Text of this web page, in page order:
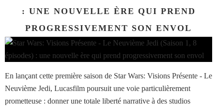
: UNE NOUVELLE ÈRE QUI PREND
PROGRESSIVEMENT SON ENVOL
En lançant cette première saison de Star Wars: Visions Présente - Le
Neuvième Jedi, Lucasfilm poursuit une voie particulièrement
prometteuse : donner une totale liberté narrative à des studios